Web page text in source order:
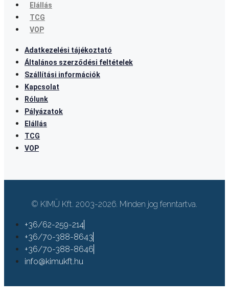
Elállás
TCG
VOP
Adatkezelési tájékoztató
Általános szerződési feltételek
Szállítási információk
Kapcsolat
Rólunk
Pályázatok
Elállás
TCG
VOP
© KIMÜ Kft. 2003-2026. Minden jog fenntartva.
+36/62-259-214
+36/70-388-8643
+36/70-388-8646
info@kimukft.hu